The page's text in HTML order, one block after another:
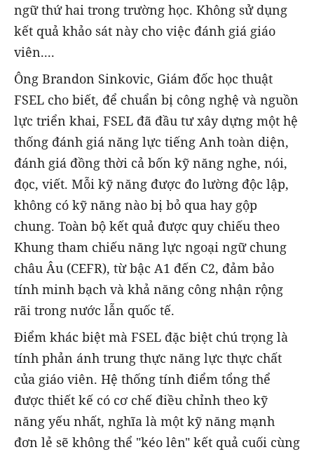
ngữ thứ hai trong trường học. Không sử dụng
kết quả khảo sát này cho việc đánh giá giáo
viên....
Ông Brandon Sinkovic, Giám đốc học thuật
FSEL cho biết, để chuẩn bị công nghệ và nguồn
lực triển khai, FSEL đã đầu tư xây dựng một hệ
thống đánh giá năng lực tiếng Anh toàn diện,
đánh giá đồng thời cả bốn kỹ năng nghe, nói,
đọc, viết. Mỗi kỹ năng được đo lường độc lập,
không có kỹ năng nào bị bỏ qua hay gộp
chung. Toàn bộ kết quả được quy chiếu theo
Khung tham chiếu năng lực ngoại ngữ chung
châu Âu (CEFR), từ bậc A1 đến C2, đảm bảo
tính minh bạch và khả năng công nhận rộng
rãi trong nước lẫn quốc tế.
Điểm khác biệt mà FSEL đặc biệt chú trọng là
tính phản ánh trung thực năng lực thực chất
của giáo viên. Hệ thống tính điểm tổng thể
được thiết kế có cơ chế điều chỉnh theo kỹ
năng yếu nhất, nghĩa là một kỹ năng mạnh
đơn lẻ sẽ không thể "kéo lên" kết quả cuối cùng